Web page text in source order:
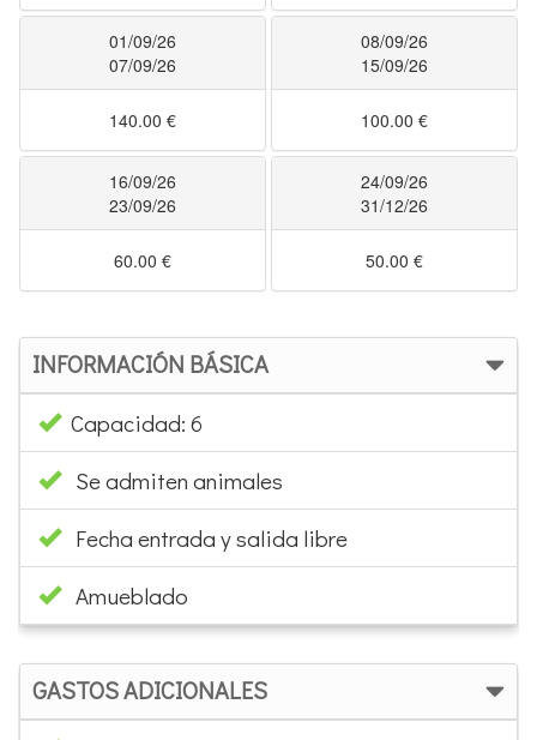
01/09/26
07/09/26
140.00 €
08/09/26
15/09/26
100.00 €
16/09/26
23/09/26
60.00 €
24/09/26
31/12/26
50.00 €
INFORMACIÓN BÁSICA
Capacidad: 6
Se admiten animales
Fecha entrada y salida libre
Amueblado
GASTOS ADICIONALES